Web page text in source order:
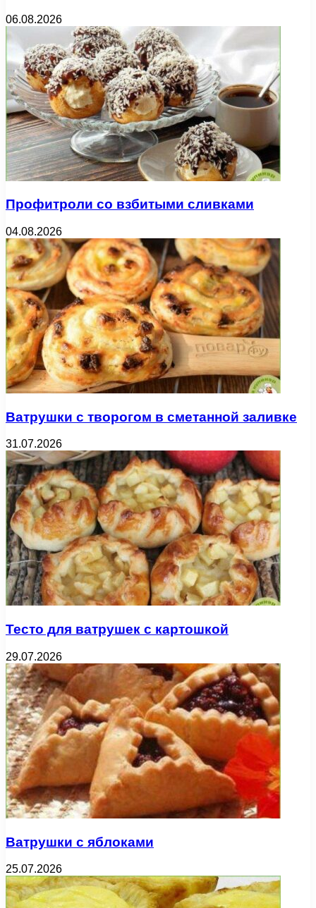
06.08.2026
Профитроли со взбитыми сливками
04.08.2026
Ватрушки с творогом в сметанной заливке
31.07.2026
Тесто для ватрушек с картошкой
29.07.2026
Ватрушки с яблоками
25.07.2026